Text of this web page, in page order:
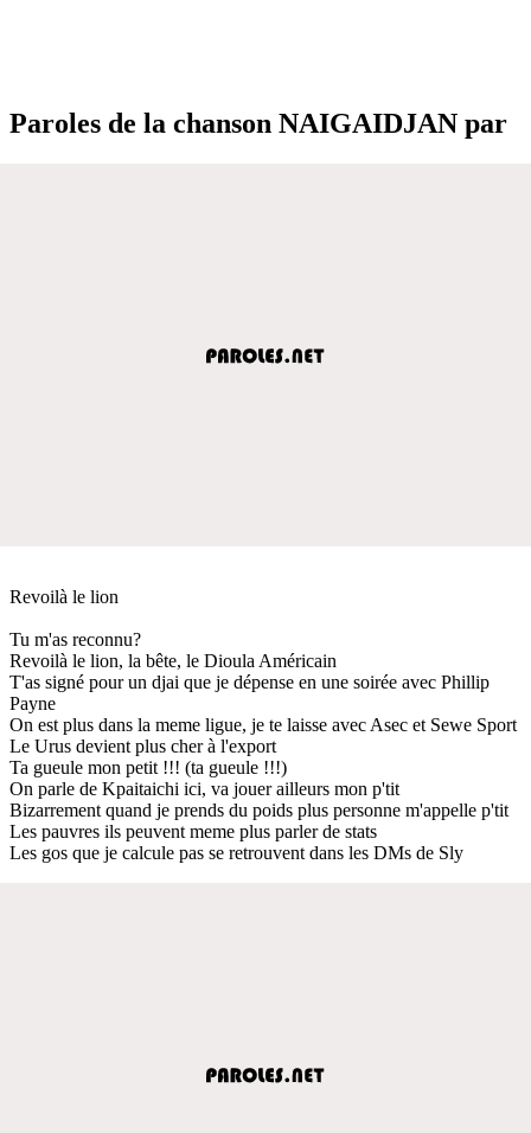
Paroles de la chanson NAIGAIDJAN par
Revoilà le lion
Tu m'as reconnu?
Revoilà le lion, la bête, le Dioula Américain
T'as signé pour un djai que je dépense en une soirée avec Phillip
Payne
On est plus dans la meme ligue, je te laisse avec Asec et Sewe Sport
Le Urus devient plus cher à l'export
Ta gueule mon petit !!! (ta gueule !!!)
On parle de Kpaitaichi ici, va jouer ailleurs mon p'tit
Bizarrement quand je prends du poids plus personne m'appelle p'tit
Les pauvres ils peuvent meme plus parler de stats
Les gos que je calcule pas se retrouvent dans les DMs de Sly